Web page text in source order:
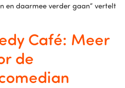
en daarmee verder gaan” vertelt
Café: Meer
de